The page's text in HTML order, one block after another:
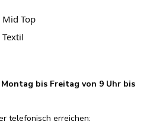
Mid Top
Textil
Montag bis Freitag von 9 Uhr bis
telefonisch erreichen: